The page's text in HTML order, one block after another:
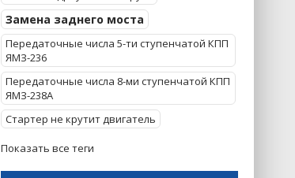
Замена заднего моста
Передаточные числа 5-ти ступенчатой КПП
ЯМЗ-236
Передаточные числа 8-ми ступенчатой КПП
ЯМЗ-238А
Стартер не крутит двигатель
Показать все теги